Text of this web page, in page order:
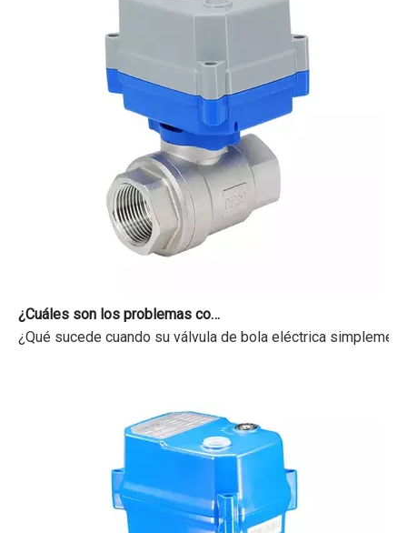
¿Qué sucede cuando su válvula de bola eléctrica